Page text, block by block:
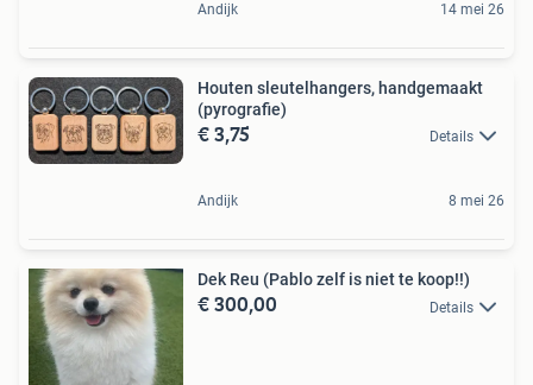
Andijk 14 mei 26
Houten sleutelhangers, handgemaakt
(pyrografie)
€ 3,75 Details
Andijk 8 mei 26
Dek Reu (Pablo zelf is niet te koop!!)
€ 300,00 Details